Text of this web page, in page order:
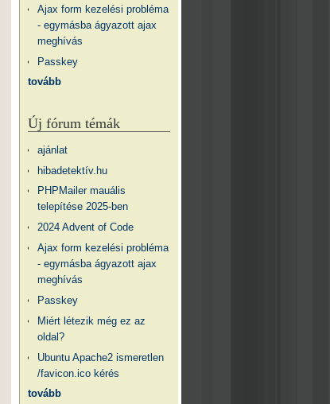
Ajax form kezelési probléma
- egymásba ágyazott ajax
meghívás
Passkey
tovább
Új fórum témák
ajánlat
hibadetektív.hu
PHPMailer mauális
telepítése 2025-ben
2024 Advent of Code
Ajax form kezelési probléma
- egymásba ágyazott ajax
meghívás
Passkey
Miért létezik még ez az
oldal?
Ubuntu Apache2 ismeretlen
/favicon.ico kérés
tovább